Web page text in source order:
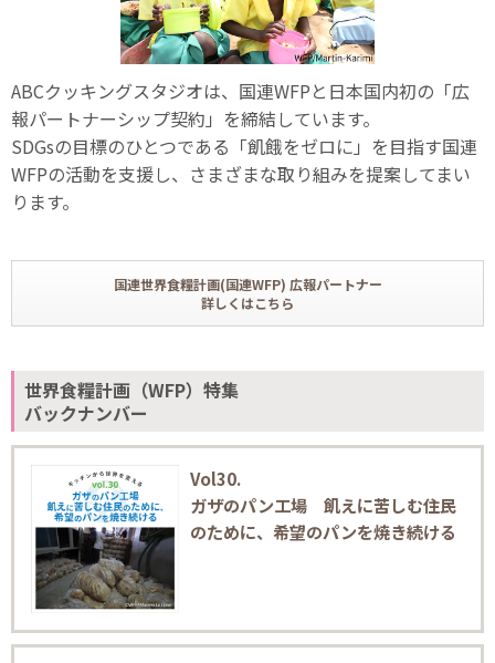
ABCクッキングスタジオは、国連WFPと日本国内初の「広
報パートナーシップ契約」を締結しています。
SDGsの目標のひとつである「飢餓をゼロに」を目指す国連
WFPの活動を支援し、さまざまな取り組みを提案してまい
ります。
国連世界食糧計画(国連WFP) 広報パートナー
詳しくはこちら
世界食糧計画（WFP）特集
バックナンバー
Vol30.
ガザのパン工場 飢えに苦しむ住民
のために、希望のパンを焼き続ける